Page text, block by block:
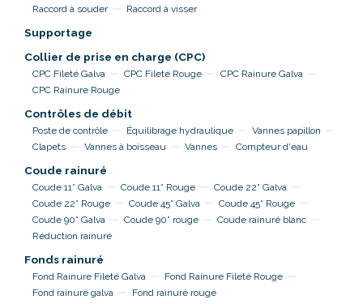
Raccord à souder
Raccord à visser
Supportage
Collier de prise en charge (CPC)
CPC Fileté Galva CPC Fileté Rouge
CPC Rainure Galva
CPC Rainure Rouge
Contrôles de débit
Poste de contrôle Équilibrage hydraulique
Vannes papillon
Clapets
Vannes à boisseau Vannes Compteur d'eau
Coude rainuré
Coude 11° Galva Coude 11° Rouge
Coude 22° Galva
Coude 22° Rouge
Coude 45° Galva
Coude 45° Rouge
Coude 90° Galva
Coude 90° rouge
Coude rainuré blanc
Réduction rainuré
Fonds rainuré
Fond Rainure Fileté Galva
Fond Rainure Fileté Rouge
Fond rainuré galva
Fond rainuré rouge